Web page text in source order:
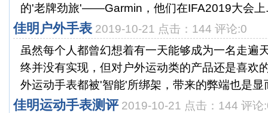
的'老牌劲旅'——Garmin，他们在IFA2019大会上
佳明户外手表 2019-10-21 点击：144 评论:0
虽然每个人都曾幻想着有一天能够成为一名走遍
终并没有实现，但对户外运动类的产品还是喜欢
外运动手表都被'智能'所绑架，带来的弊端也是显
佳明运动手表测评 2019-10-21 点击：144 评论